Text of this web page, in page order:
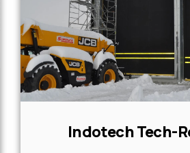
Indotech Tech-